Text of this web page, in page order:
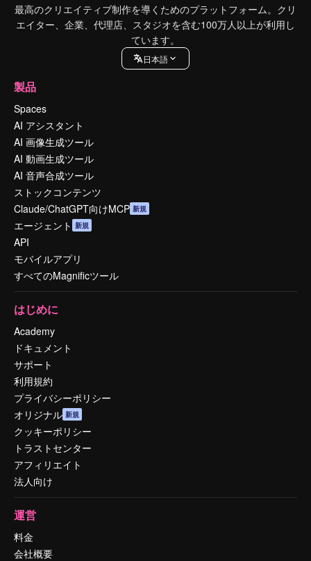
最高のクリエイティブ制作を導くためのプラットフォーム。クリ
エイター、企業、代理店、スタジオを含む100万人以上が利用し
ています。
日本語
製品
Spaces
AI アシスタント
AI 画像生成ツール
AI 動画生成ツール
AI 音声合成ツール
ストックコンテンツ
Claude/ChatGPT向けMCP 新規
エージェント 新規
API
モバイルアプリ
すべてのMagnificツール
はじめに
Academy
ドキュメント
サポート
利用規約
プライバシーポリシー
オリジナル 新規
クッキーポリシー
トラストセンター
アフィリエイト
法人向け
運営
料金
会社概要